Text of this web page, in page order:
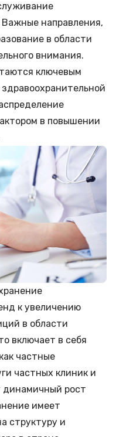
направления,
в области
внимания.
ключевым
в повышении
к увеличению
в области
включает в себя
частные
частных клиник и
динамичный рост
имеет
структуру и